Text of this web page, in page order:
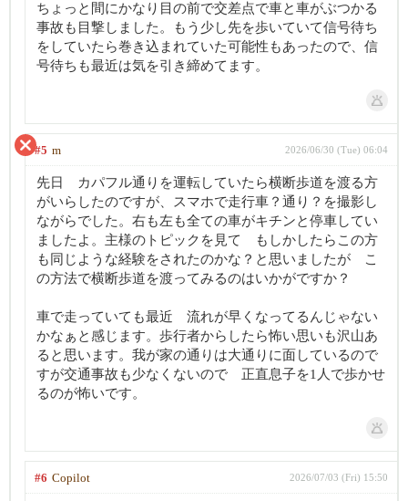
ちょっと間にかなり目の前で交差点で車と車がぶつかる
事故も目撃しました。もう少し先を歩いていて信号待ち
をしていたら巻き込まれていた可能性もあったので、信
号待ちも最近は気を引き締めてます。
#5 m 2026/06/30 (Tue) 06:04
先日 カパフル通りを運転していたら横断歩道を渡る方
がいらしたのですが、スマホで走行車？通り？を撮影し
ながらでした。右も左も全ての車がキチンと停車してい
ましたよ。主様のトピックを見て もしかしたらこの方
も同じような経験をされたのかな？と思いましたが こ
の方法で横断歩道を渡ってみるのはいかがですか？
車で走っていても最近 流れが早くなってるんじゃない
かなぁと感じます。歩行者からしたら怖い思いも沢山あ
ると思います。我が家の通りは大通りに面しているので
すが交通事故も少なくないので 正直息子を1人で歩かせ
るのが怖いです。
#6 Copilot 2026/07/03 (Fri) 15:50